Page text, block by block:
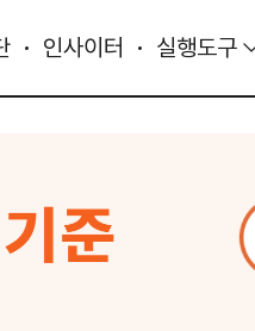
인사이터 실행도구